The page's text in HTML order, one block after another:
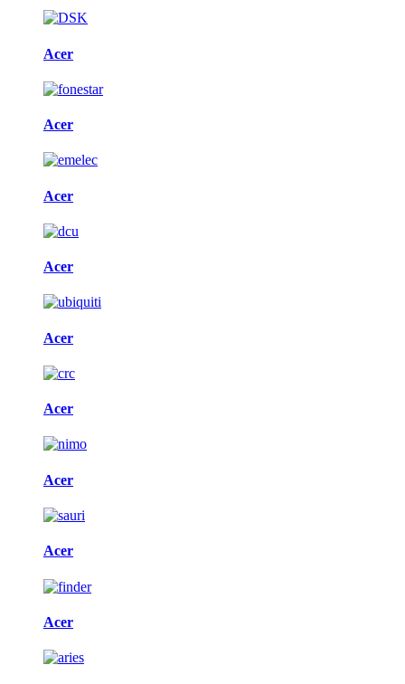
Acer
Acer
Acer
Acer
Acer
Acer
Acer
Acer
Acer